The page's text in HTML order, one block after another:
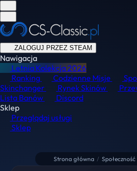
ZALOGUJ PRZEZ STEAM
Nawigacja
Letnia Kolekcja2026
Ranking
Codzienne Misje
Skinchanger
Rynek Skinów
Lista Banów
Discord
Sklep
Przeglądaj usługi
Sklep
Strona główna / Społeczność